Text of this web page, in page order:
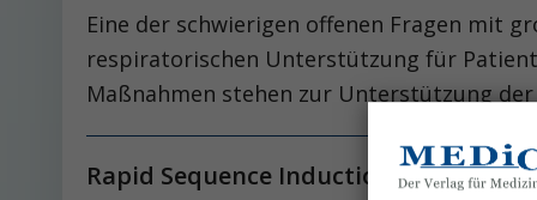
Eine der schwierigen offenen Fragen mit
respiratorischen Unterstützung für
Maßnahmen stehen zur Unterstützung
Rapid Sequence Induction und